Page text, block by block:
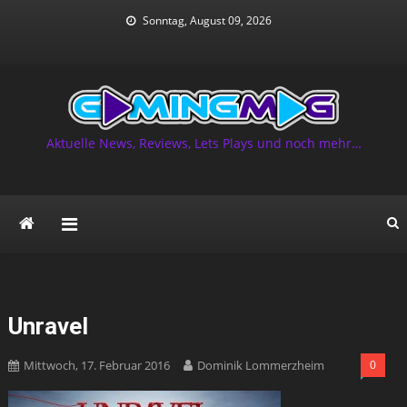
Sonntag, August 09, 2026
Aktuelle News, Reviews, Lets Plays und noch mehr…
Unravel
Mittwoch, 17. Februar 2016 Dominik Lommerzheim 0